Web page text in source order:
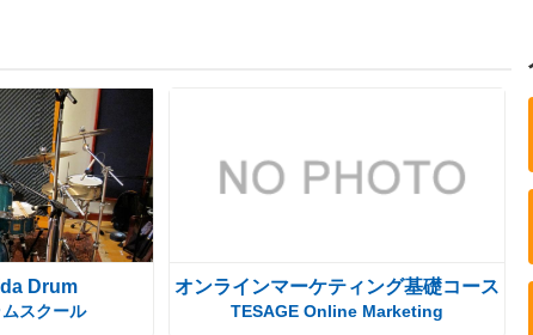
Drum
スクール
オンラインマーケティング基礎コース
TESAGE Online Marketing